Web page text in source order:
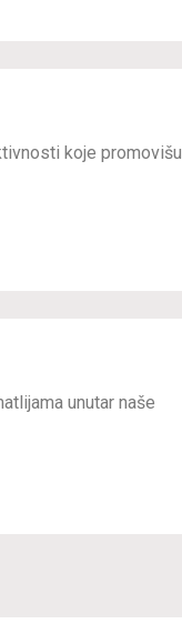
koje promovišu
unutar naše